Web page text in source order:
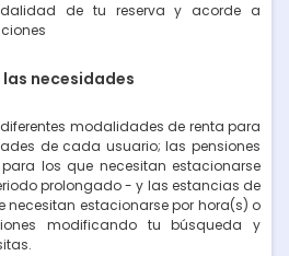
de tu reserva y acorde a
necesidades
modalidades de renta para
de cada usuario; las pensiones
los que necesitan estacionarse
prolongado - y las estancias de
necesitan estacionarse por hora(s) o
modificando tu búsqueda y